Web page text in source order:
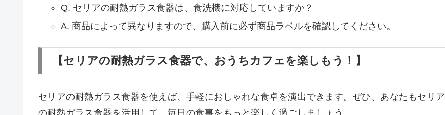
Q. セリアの耐熱ガラス食器は、食洗機に対応していますか？
A. 商品によって異なりますので、購入前に必ず商品ラベルを確認してください。
【セリアの耐熱ガラス食器で、おうちカフェを楽しもう！】
セリアの耐熱ガラス食器を使えば、手軽におしゃれな食卓を演出できます。ぜひ、あなたもセリア
の耐熱ガラス食器を活用して、毎日の食事をもっと楽しく過ごしましょう。